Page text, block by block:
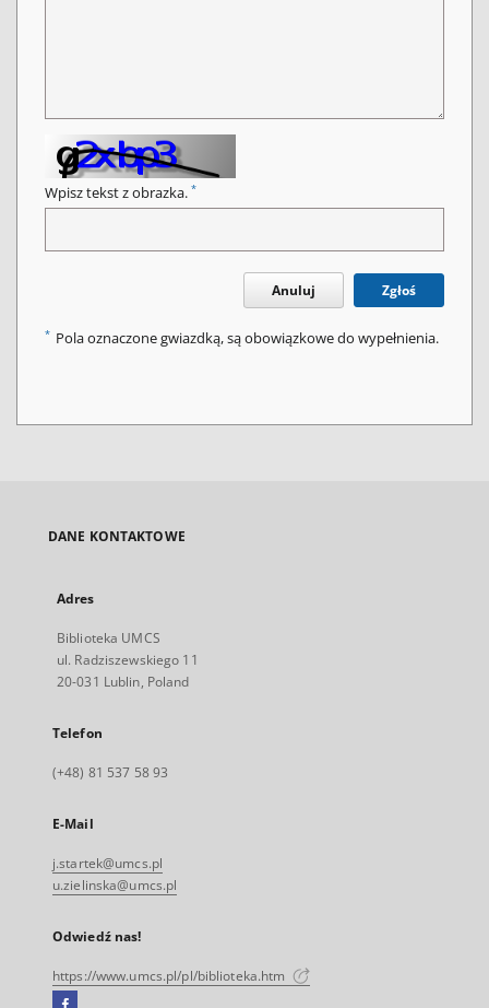
Wpisz tekst z obrazka. *
Anuluj Zgłoś
* Pola oznaczone gwiazdką, są obowiązkowe do wypełnienia.
DANE KONTAKTOWE
Adres
Biblioteka UMCS
ul. Radziszewskiego 11
20-031 Lublin, Poland
Telefon
(+48) 81 537 58 93
E-Mail
j.startek@umcs.pl
u.zielinska@umcs.pl
Odwiedź nas!
https://www.umcs.pl/pl/biblioteka.htm
Facebook